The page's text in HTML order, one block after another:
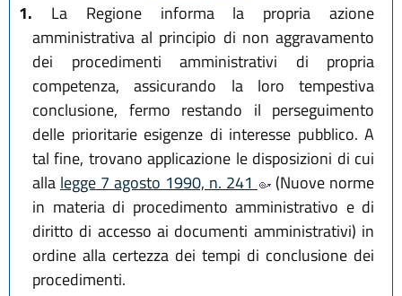
1. La Regione informa la propria azione
amministrativa al principio di non aggravamento
dei procedimenti amministrativi di propria
competenza, assicurando la loro tempestiva
conclusione, fermo restando il perseguimento
delle prioritarie esigenze di interesse pubblico. A
tal fine, trovano applicazione le disposizioni di cui
alla legge 7 agosto 1990, n. 241
(Nuove norme
in materia di procedimento amministrativo e di
diritto di accesso ai documenti amministrativi) in
ordine alla certezza dei tempi di conclusione dei
procedimenti.